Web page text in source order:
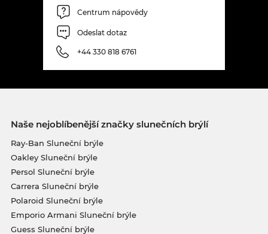
Centrum nápovědy
Odeslat dotaz
+44 330 818 6761
Naše nejoblíbenější značky slunečních brýlí
Ray-Ban Sluneční brýle
Oakley Sluneční brýle
Persol Sluneční brýle
Carrera Sluneční brýle
Polaroid Sluneční brýle
Emporio Armani Sluneční brýle
Guess Sluneční brýle